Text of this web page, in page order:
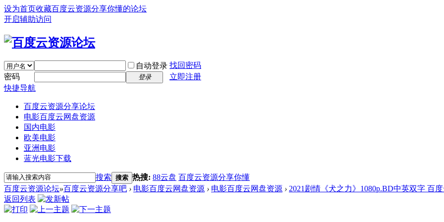
设为首页收藏百度云资源分享你懂的论坛
开启辅助访问
自动登录 找回密码
密码
登录
立即注册
快捷导航
百度云资源分享论坛
电影百度云网盘资源
国内电影
欧美电影
亚洲电影
蓝光电影下载
搜索 搜索 热搜: 88云盘 百度云资源分享你懂
百度云资源论坛»百度云资源分享吧 › 电影百度云网盘资源 › 电影百度云网盘资源 › 2021剧情《犬之力》1080p.BD中英双字 百
返回列表